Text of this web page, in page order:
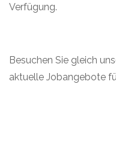
Verfügung.
Besuchen Sie gleich
aktuelle Jobangebote